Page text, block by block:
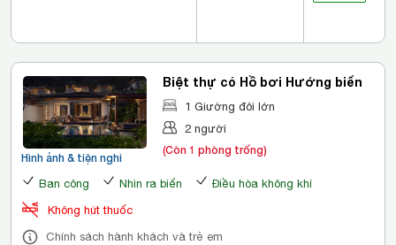
Hình ảnh & tiện nghi
Biệt thự có Hồ bơi Hướng biển
1 Giường đôi lớn
2 người
(Còn 1 phòng trống)
Ban công Nhìn ra biển
Điều hòa không khí
Không hút thuốc
Chính sách hành khách và trẻ em